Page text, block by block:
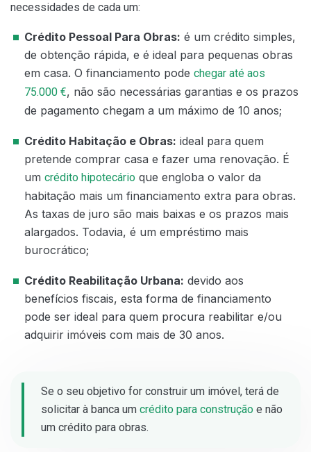
necessidades de cada um:
Crédito Pessoal Para Obras: é um crédito simples,
de obtenção rápida, e é ideal para pequenas obras
em casa. O financiamento pode chegar até aos
75.000 €, não são necessárias garantias e os prazos
de pagamento chegam a um máximo de 10 anos;
Crédito Habitação e Obras: ideal para quem
pretende comprar casa e fazer uma renovação. É
um crédito hipotecário que engloba o valor da
habitação mais um financiamento extra para obras.
As taxas de juro são mais baixas e os prazos mais
alargados. Todavia, é um empréstimo mais
burocrático;
Crédito Reabilitação Urbana: devido aos
benefícios fiscais, esta forma de financiamento
pode ser ideal para quem procura reabilitar e/ou
adquirir imóveis com mais de 30 anos.
Se o seu objetivo for construir um imóvel, terá de
solicitar à banca um crédito para construção e não
um crédito para obras.